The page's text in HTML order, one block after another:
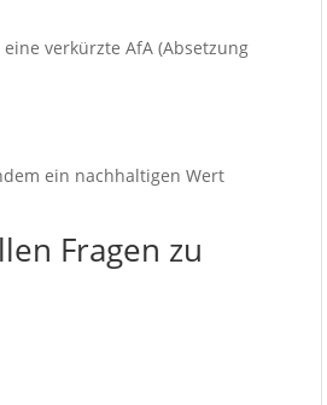
verkürzte AfA (Absetzung
ein nachhaltigen Wert
Fragen zu